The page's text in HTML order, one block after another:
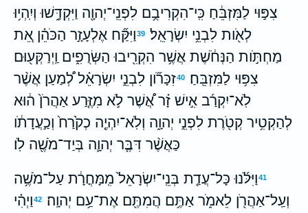
צִפּ֣וּי לַמִּזְבֵּ֔חַ כִּֽי־הִקְרִיבֻ֥ם לִפְנֵֽי־יְהוָ֖ה וַיִּקְדָּ֑שׁוּ וְיִֽהְי֥וּ
לְאֹ֖ות לִבְנֵ֥י יִשְׂרָאֵֽל׃ 39וַיִּקַּ֞ח אֶלְעָזָ֣ר הַכֹּהֵ֗ן אֵ֚ת
מַחְתֹּ֣ות הַנְּחֹ֔שֶׁת אֲשֶׁ֥ר הִקְרִ֖יבוּ הַשְּׂרֻפִ֑ים וַֽיְרַקְּע֖וּם
צִפּ֥וּי לַמִּזְבֵּֽחַ׃
40זִכָּרֹ֞ון לִבְנֵ֣י יִשְׂרָאֵ֗ל לְ֠מַעַן אֲשֶׁ֨ר
לֹֽא־יִקְרַ֜ב אִ֣ישׁ זָ֗ר אֲ֠שֶׁר לֹ֣א מִזֶּ֤רַע אַהֲרֹן֙ ה֔וּא
לְהַקְטִ֥יר קְטֹ֖רֶת לִפְנֵ֣י יְהוָ֑ה וְלֹֽא־יִהְיֶ֤ה כְקֹ֙רַח֙ וְכַ֣עֲדָתֹ֔ו
כַּאֲשֶׁ֨ר דִּבֶּ֧ר יְהוָ֛ה בְּיַד־מֹשֶׁ֖ה לֹֽו׃
41וַיִּלֹּ֜נוּ כָּל־עֲדַ֤ת בְּנֵֽי־יִשְׂרָאֵל֙ מִֽמָּחֳרָ֔ת עַל־מֹשֶׁ֥ה
וְעַֽל־אַהֲרֹ֖ן לֵאמֹ֑ר אַתֶּ֥ם הֲמִתֶּ֖ם אֶת־עַ֥ם יְהוָֽה׃
42וַיְהִ֗י